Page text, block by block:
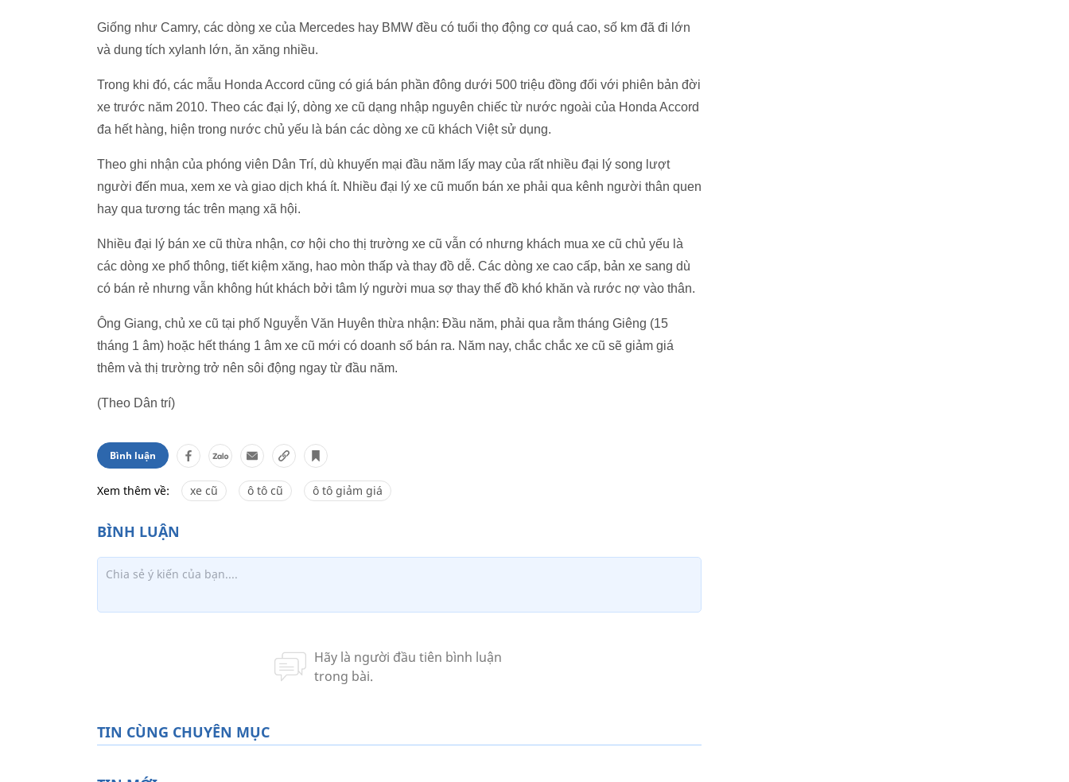
Giống như Camry, các dòng xe của Mercedes hay BMW đều có tuổi thọ động cơ quá cao, số km đã đi lớn
và dung tích xylanh lớn, ăn xăng nhiều.
Trong khi đó, các mẫu Honda Accord cũng có giá bán phần đông dưới 500 triệu đồng đối với phiên bản đời
xe trước năm 2010. Theo các đại lý, dòng xe cũ dạng nhập nguyên chiếc từ nước ngoài của Honda Accord
đa hết hàng, hiện trong nước chủ yếu là bán các dòng xe cũ khách Việt sử dụng.
Theo ghi nhận của phóng viên Dân Trí, dù khuyến mại đầu năm lấy may của rất nhiều đại lý song lượt
người đến mua, xem xe và giao dịch khá ít. Nhiều đại lý xe cũ muốn bán xe phải qua kênh người thân quen
hay qua tương tác trên mạng xã hội.
Nhiều đại lý bán xe cũ thừa nhận, cơ hội cho thị trường xe cũ vẫn có nhưng khách mua xe cũ chủ yếu là
các dòng xe phổ thông, tiết kiệm xăng, hao mòn thấp và thay đồ dễ. Các dòng xe cao cấp, bản xe sang dù
có bán rẻ nhưng vẫn không hút khách bởi tâm lý người mua sợ thay thế đồ khó khăn và rước nợ vào thân.
Ông Giang, chủ xe cũ tại phố Nguyễn Văn Huyên thừa nhận: Đầu năm, phải qua rằm tháng Giêng (15
tháng 1 âm) hoặc hết tháng 1 âm xe cũ mới có doanh số bán ra. Năm nay, chắc chắc xe cũ sẽ giảm giá
thêm và thị trường trở nên sôi động ngay từ đầu năm.
(Theo Dân trí)
Bình luận
Xem thêm về: xe cũ ô tô cũ ô tô giảm giá
TIN CÙNG CHUYÊN MỤC